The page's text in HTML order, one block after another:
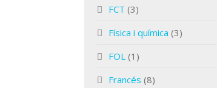
FCT (3)
Física i química (3)
FOL (1)
Francés (8)